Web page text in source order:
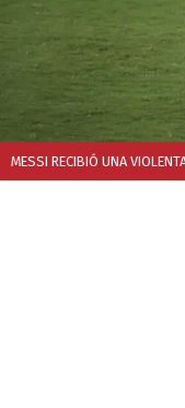
MESSI RECIBIÓ UNA